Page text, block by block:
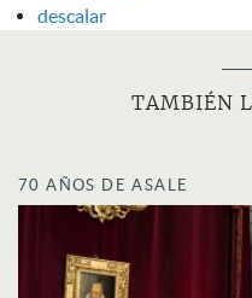
descalar
TAMBIÉN
70 AÑOS DE ASALE